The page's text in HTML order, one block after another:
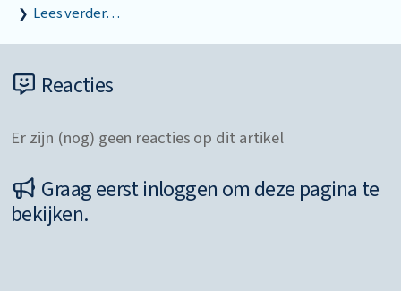
Lees verder…
Reacties
Er zijn (nog) geen reacties op dit artikel
Graag eerst inloggen om deze pagina te
bekijken.